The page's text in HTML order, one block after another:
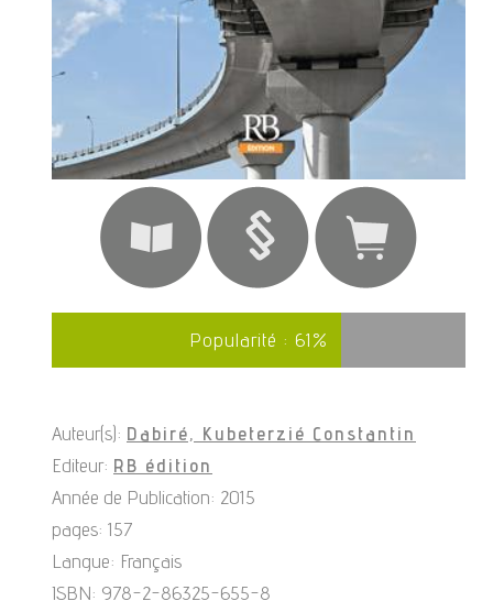
Popularité : 61 %
Auteur(s): Dabiré, Kubeterzié Constantin
Editeur: RB édition
Année de Publication: 2015
pages: 157
Langue: Français
ISBN: 978-2-86325-655-8